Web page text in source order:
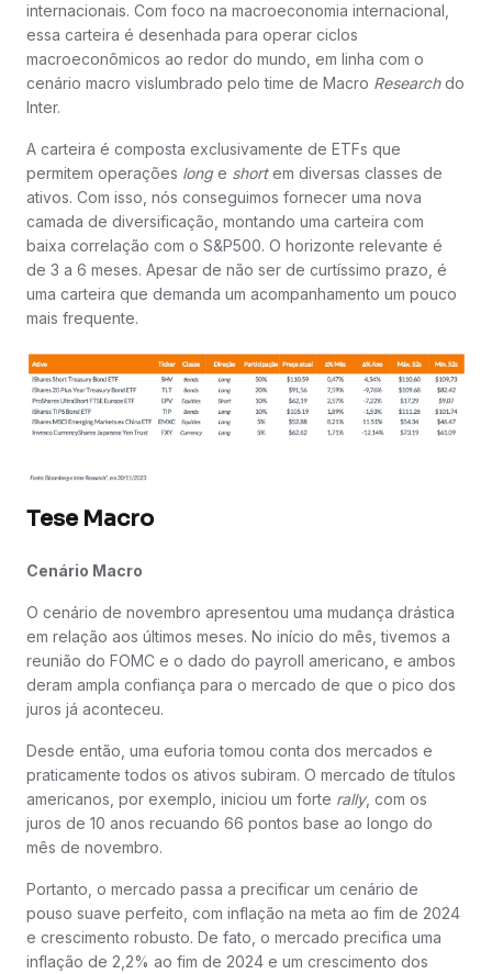
internacionais. Com foco na macroeconomia internacional,
essa carteira é desenhada para operar ciclos
macroeconômicos ao redor do mundo, em linha com o
cenário macro vislumbrado pelo time de Macro Researchdo
Inter.
A carteira é composta exclusivamente de ETFs que
permitem operações longe shortem diversas classes de
ativos. Com isso, nós conseguimos fornecer uma nova
camada de diversificação, montando uma carteira com
baixa correlação com o S&P500. O horizonte relevante é
de 3 a 6 meses. Apesar de não ser de curtíssimo prazo, é
uma carteira que demanda um acompanhamento um pouco
mais frequente.
Tese Macro
Cenário Macro
O cenário de novembro apresentou uma mudança drástica
em relação aos últimos meses. No início do mês, tivemos a
reunião do FOMC e o dado do payroll americano, e ambos
deram ampla confiança para o mercado de que o pico dos
juros já aconteceu.
Desde então, uma euforia tomou conta dos mercados e
praticamente todos os ativos subiram. O mercado de títulos
americanos, por exemplo, iniciou um forte rally, com os
juros de 10 anos recuando 66 pontos base ao longo do
mês de novembro.
Portanto, o mercado passa a precificar um cenário de
pouso suave perfeito, com inflação na meta ao fim de 2024
e crescimento robusto. De fato, o mercado precifica uma
inflação de 2,2% ao fim de 2024 e um crescimento dos